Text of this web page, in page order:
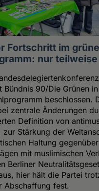
Fortschritt im
nur
Bündnis 90/Die Grünen
beschlossen.
zentrale Änderungen
Definition von
zur Stärkung der
Haltung
mit muslimischen
Berliner
hier hält die Partei
Abschaffung fest.